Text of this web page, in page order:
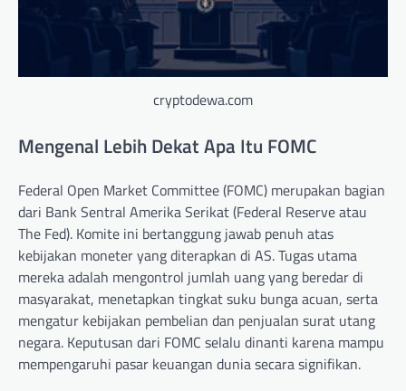
cryptodewa.com
Mengenal Lebih Dekat Apa Itu FOMC
Federal Open Market Committee (FOMC) merupakan bagian
dari Bank Sentral Amerika Serikat (Federal Reserve atau
The Fed). Komite ini bertanggung jawab penuh atas
kebijakan moneter yang diterapkan di AS. Tugas utama
mereka adalah mengontrol jumlah uang yang beredar di
masyarakat, menetapkan tingkat suku bunga acuan, serta
mengatur kebijakan pembelian dan penjualan surat utang
negara. Keputusan dari FOMC selalu dinanti karena mampu
mempengaruhi pasar keuangan dunia secara signifikan.